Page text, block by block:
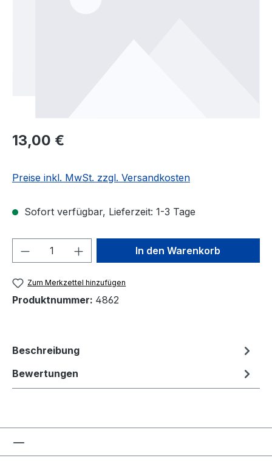
Regulärer Preis:
13,00 €
Preise inkl. MwSt. zzgl. Versandkosten
Sofort verfügbar, Lieferzeit: 1-3 Tage
Produkt Anzahl: Gib denIn den Warenkorb
Zum Merkzettel hinzufügen
Produktnummer: 4862
Beschreibung
Bewertungen